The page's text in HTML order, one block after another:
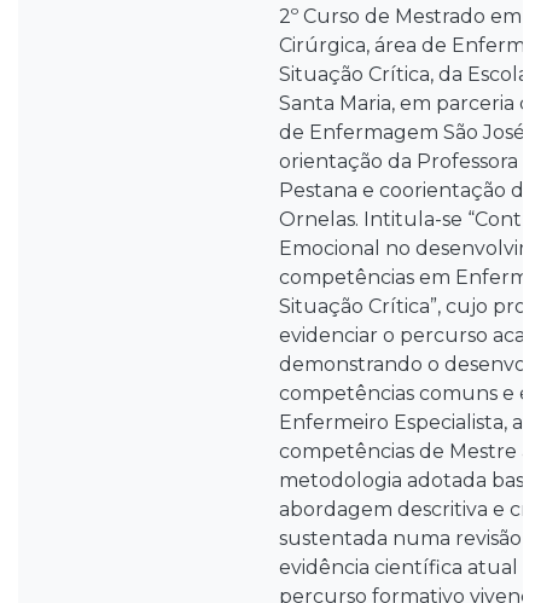
2º Curso de Mestrado em
Cirúrgica, área de
Situação Crítica, da Escola
Santa Maria, em parceria
de Enfermagem São José
orientação da Professora
Pestana e coorientação da
Ornelas. Intitula-se
Emocional no
competências em
Situação Crítica”, cujo
evidenciar o percurso
demonstrando o
competências comuns e
Enfermeiro Especialista,
competências de Mestre
metodologia adotada
abordagem descritiva e
sustentada numa revisão
evidência científica atual
percurso formativo